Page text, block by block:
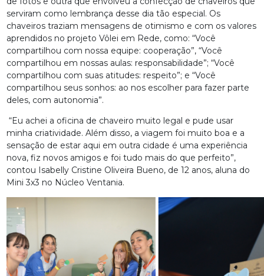
serviram como lembrança desse dia tão especial. Os
chaveiros traziam mensagens de otimismo e com os valores
aprendidos no projeto Vôlei em Rede, como: “Você
compartilhou com nossa equipe: cooperação”, “Você
compartilhou em nossas aulas: responsabilidade”; “Você
compartilhou com suas atitudes: respeito”; e “Você
compartilhou seus sonhos: ao nos escolher para fazer parte
deles, com autonomia”.
“Eu achei a oficina de chaveiro muito legal e pude usar
minha criatividade. Além disso, a viagem foi muito boa e a
sensação de estar aqui em outra cidade é uma experiência
nova, fiz novos amigos e foi tudo mais do que perfeito”,
contou Isabelly Cristine Oliveira Bueno, de 12 anos, aluna do
Mini 3x3 no Núcleo Ventania.